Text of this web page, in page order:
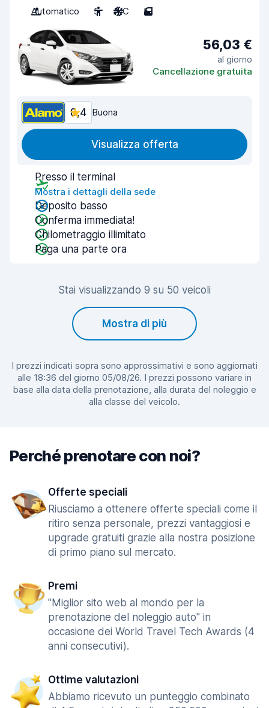
Automatico
5 A/C 5
56,03 €
al giorno
Cancellazione gratuita
8,4 Buona
Visualizza offerta
Presso il terminal
Mostra i dettagli della sede
Deposito basso
Conferma immediata!
Chilometraggio illimitato
Paga una parte ora
Stai visualizzando 9 su 50 veicoli
Mostra di più
I prezzi indicati sopra sono approssimativi e sono aggiornati
alle 18:36 del giorno 05/08/26. I prezzi possono variare in
base alla data della prenotazione, alla durata del noleggio e
alla classe del veicolo.
Perché prenotare con noi?
Offerte speciali
Riusciamo a ottenere offerte speciali come il
ritiro senza personale, prezzi vantaggiosi e
upgrade gratuiti grazie alla nostra posizione
di primo piano sul mercato.
Premi
"Miglior sito web al mondo per la
prenotazione del noleggio auto" in
occasione dei World Travel Tech Awards (4
anni consecutivi).
Ottime valutazioni
Abbiamo ricevuto un punteggio combinato